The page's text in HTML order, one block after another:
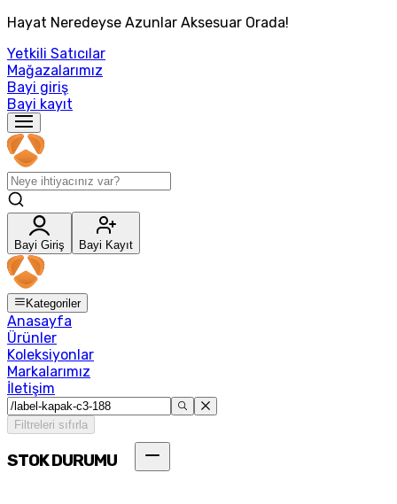
Hayat Neredeyse Azunlar Aksesuar Orada!
Yetkili Satıcılar
Mağazalarımız
Bayi giriş
Bayi kayıt
Bayi Giriş Bayi Kayıt
Kategoriler
Anasayfa
Ürünler
Koleksiyonlar
Markalarımız
İletişim
Filtreleri sıfırla
STOK DURUMU